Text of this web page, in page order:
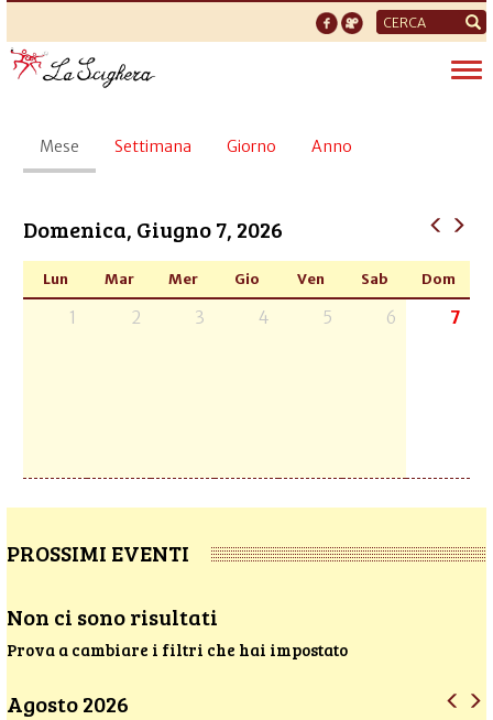
Form
di
ricerca
Schede
primarie
Mese (scheda
attiva)
Settimana Giorno Anno
Domenica, Giugno 7, 2026
Lun Mar Mer Gio Ven Sab Dom
1 2 3 4 5 6 7
PROSSIMI EVENTI
Non ci sono risultati
Prova a cambiare i filtri che hai impostato
Agosto 2026